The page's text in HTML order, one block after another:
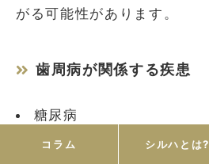
がる可能性があります。
歯周病が関係する疾患
糖尿病
がん
コラム シルハとは?